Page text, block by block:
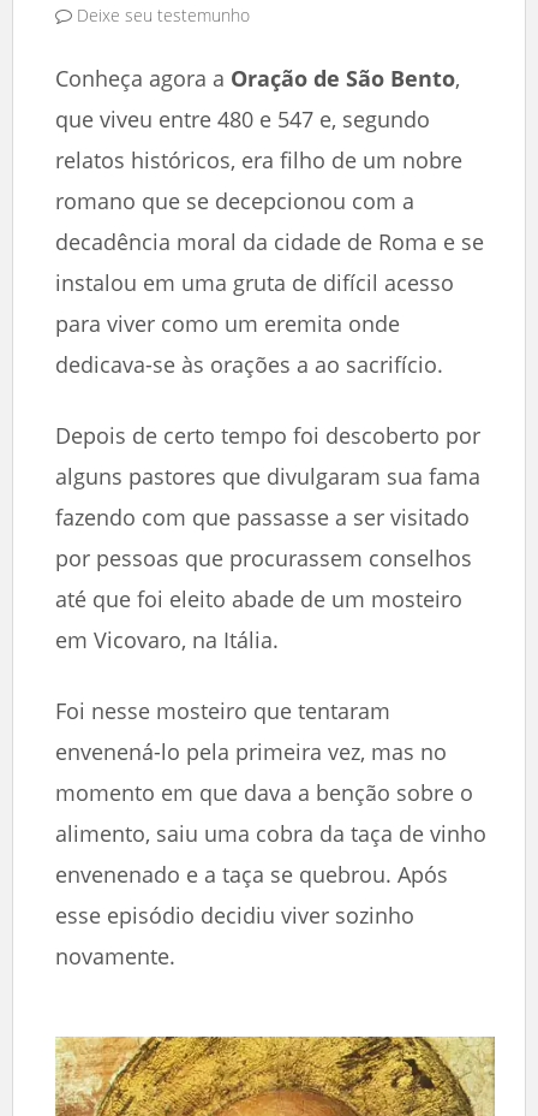
Deixe seu testemunho
Conheça agora a Oração de São Bento,
que viveu entre 480 e 547 e, segundo
relatos históricos, era filho de um nobre
romano que se decepcionou com a
decadência moral da cidade de Roma e se
instalou em uma gruta de difícil acesso
para viver como um eremita onde
dedicava-se às orações a ao sacrifício.
Depois de certo tempo foi descoberto por
alguns pastores que divulgaram sua fama
fazendo com que passasse a ser visitado
por pessoas que procurassem conselhos
até que foi eleito abade de um mosteiro
em Vicovaro, na Itália.
Foi nesse mosteiro que tentaram
envenená-lo pela primeira vez, mas no
momento em que dava a benção sobre o
alimento, saiu uma cobra da taça de vinho
envenenado e a taça se quebrou. Após
esse episódio decidiu viver sozinho
novamente.